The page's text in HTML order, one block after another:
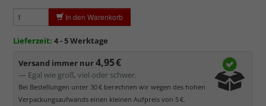
In den Warenkorb
Lieferzeit: 4 - 5 Werktage
Versand immer nur4,95 €
— Egal wie groß, viel oder schwer.
Bei Bestellungen unter 30 € berechnen wir wegen des hohen
Verpackungsaufwands einen kleinen Aufpreis von 5 €.